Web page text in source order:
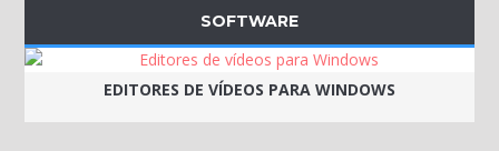
SOFTWARE
EDITORES DE VÍDEOS PARA WINDOWS